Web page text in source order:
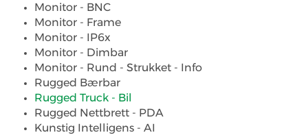
Monitor - BNC
Monitor - Frame
Monitor - IP6x
Monitor - Dimbar
Monitor - Rund - Strukket - Info
Rugged Bærbar
Rugged Truck - Bil
Rugged Nettbrett - PDA
Kunstig Intelligens - AI